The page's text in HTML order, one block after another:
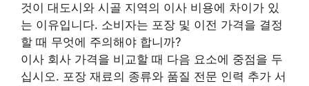
것이 대도시와 시골 지역의 이사 비용에 차이가 있
는 이유입니다. 소비자는 포장 및 이전 가격을 결정
할 때 무엇에 주의해야 합니까?
이사 회사 가격을 비교할 때 다음 요소에 중점을 두
십시오. 포장 재료의 종류와 품질 전문 인력 추가 서